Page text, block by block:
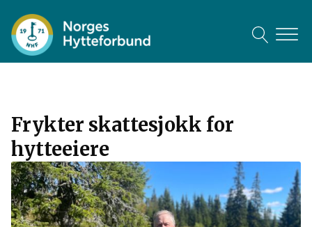
Frykter skattesjokk for
hytteeiere
11
8
15